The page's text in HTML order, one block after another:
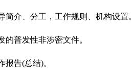
介、分工，工作规则、机构设置。
普发性非涉密文件。
告(总结)。